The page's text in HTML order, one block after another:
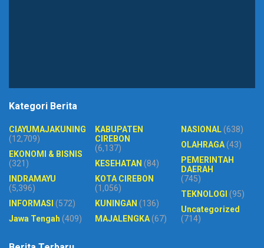
Kategori Berita
CIAYUMAJAKUNING
(12,709)
EKONOMI & BISNIS
(321)
INDRAMAYU
(5,396)
INFORMASI (572)
Jawa Tengah (409)
KABUPATEN
CIREBON
(6,137)
KESEHATAN (84)
KOTA CIREBON
(1,056)
KUNINGAN (136)
MAJALENGKA(67)
NASIONAL(638)
OLAHRAGA(43)
PEMERINTAH
DAERAH
(745)
TEKNOLOGI (95)
Uncategorized
(714)